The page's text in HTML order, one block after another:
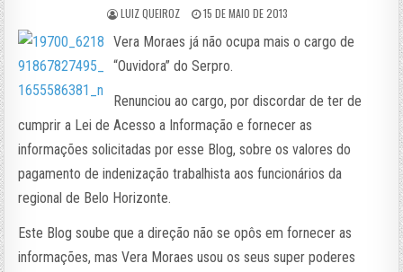
LUIZ QUEIROZ 15 DE MAIO DE 2013
Vera Moraes já não ocupa mais o cargo de
“Ouvidora” do Serpro.
Renunciou ao cargo, por discordar de ter de
cumprir a Lei de Acesso a Informação e fornecer as
informações solicitadas por esse Blog, sobre os valores do
pagamento de indenização trabalhista aos funcionários da
regional de Belo Horizonte.
Este Blog soube que a direção não se opôs em fornecer as
informações, mas Vera Moraes usou os seus super poderes